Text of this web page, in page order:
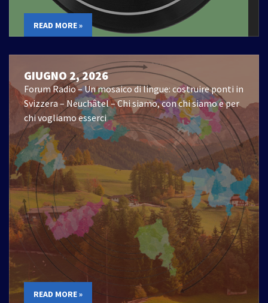
READ MORE »
GIUGNO 2, 2026
Forum Radio – Un mosaico di lingue: costruire ponti in
Svizzera – Neuchâtel – Chi siamo, con chi siamo e per
chi vogliamo esserci
READ MORE »